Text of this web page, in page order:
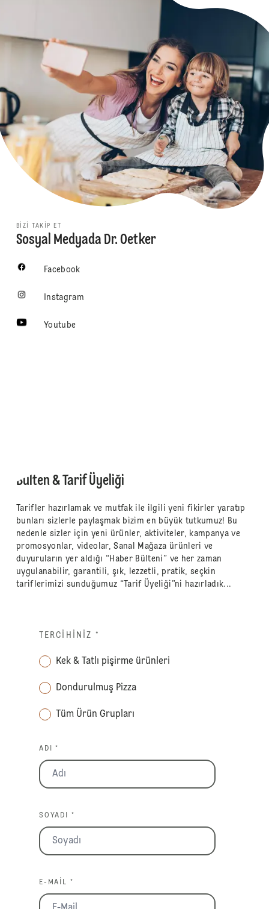
BIZI TAKIP ET
Sosyal Medyada Dr. Oetker
Facebook
Instagram
Youtube
Bülten & Tarif Üyeliği
Tarifler hazırlamak ve mutfak ile ilgili yeni fikirler yaratıp
bunları sizlerle paylaşmak bizim en büyük tutkumuz! Bu
nedenle sizler için yeni ürünler, aktiviteler, kampanya ve
promosyonlar, videolar, Sanal Mağaza ürünleri ve
duyuruların yer aldığı “Haber Bülteni” ve her zaman
uygulanabilir, garantili, şık, lezzetli, pratik, seçkin
tariflerimizi sunduğumuz “Tarif Üyeliği”ni hazırladık...
TERCIHINIZ *
Kek & Tatlı pişirme ürünleri
Dondurulmuş Pizza
Tüm Ürün Grupları
ADI *
SOYADI *
E-MAIL *